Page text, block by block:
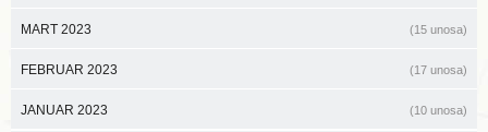
MART 2023 (15 unosa)
FEBRUAR 2023 (17 unosa)
JANUAR 2023 (10 unosa)